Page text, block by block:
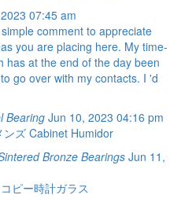
07:45 am
comment to appreciate
you are placing here. My time-
has at the end of the day been
go over with my contacts. I 'd
Bearing Jun 10, 2023 04:16 pm
ンズ Cabinet Humidor
Bronze Bearings Jun 11,
ピー時計ガラス